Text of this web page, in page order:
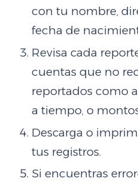
con tu nombre,
fecha de
Revisa cada
cuentas que no
reportados como
a tiempo, o
Descarga o
tus registros.
Si encuentras